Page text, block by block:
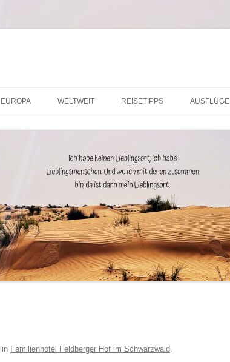
EUROPA WELTWEIT REISETIPPS AUSFLÜGE
in Familienhotel Feldberger Hof im Schwarzwald.